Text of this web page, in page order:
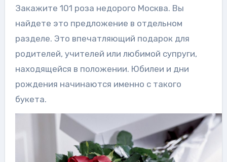
Закажите 101 роза недорого Москва. Вы
найдете это предложение в отдельном
разделе. Это впечатляющий подарок для
родителей, учителей или любимой супруги,
находящейся в положении. Юбилеи и дни
рождения начинаются именно с такого
букета.